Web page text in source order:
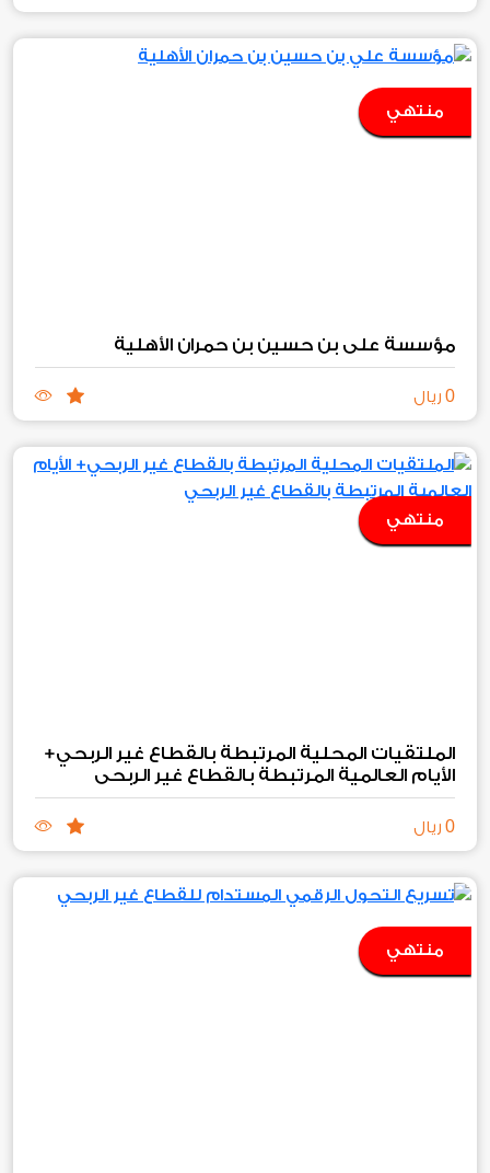
منتهي
مؤسسة علي بن حسين بن حمران الأهلية
0 ريال
منتهي
الملتقيات المحلية المرتبطة بالقطاع غير الربحي+
الأيام العالمية المرتبطة بالقطاع غير الربحي
0 ريال
منتهي